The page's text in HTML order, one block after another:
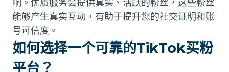
响。优质服务会提供真实、活跃的粉丝，这些粉丝
能够产生真实互动，有助于提升您的社交证明和账
号可信度。
如何选择一个可靠的TikTok买粉
平台？